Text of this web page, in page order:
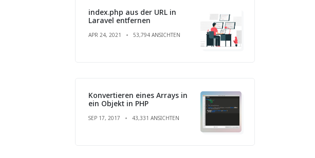
index.php aus der URL in
Laravel entfernen
APR 24, 2021 53,794 ANSICHTEN
Konvertieren eines Arrays in
ein Objekt in PHP
SEP 17, 2017 43,331 ANSICHTEN